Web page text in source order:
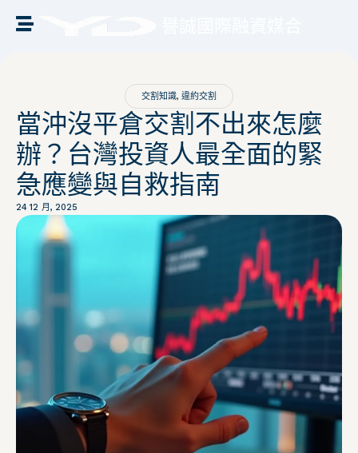
交割知識,違約交割
當沖沒平倉交割不出來怎麼
辦？台灣投資人最全面的緊
急應變與自救指南
24 12 月, 2025